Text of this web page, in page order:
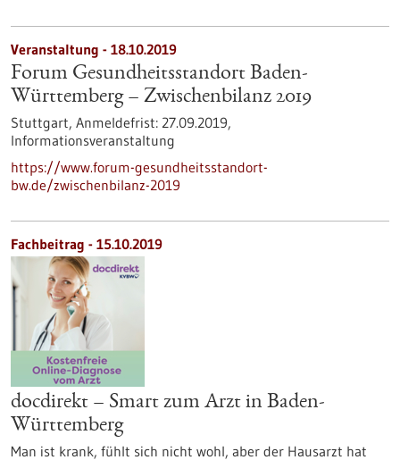
Veranstaltung - 18.10.2019
Forum Gesundheitsstandort Baden-
Württemberg – Zwischenbilanz 2019
Stuttgart, Anmeldefrist: 27.09.2019,
Informationsveranstaltung
https://www.forum-gesundheitsstandort-
bw.de/zwischenbilanz-2019
Fachbeitrag - 15.10.2019
docdirekt – Smart zum Arzt in Baden-
Württemberg
Man ist krank, fühlt sich nicht wohl, aber der Hausarzt hat